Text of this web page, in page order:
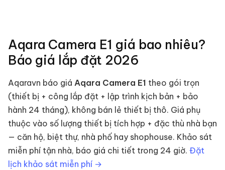
Aqara Camera E1 giá bao nhiêu?
Báo giá lắp đặt 2026
Aqaravn báo giá Aqara Camera E1 theo gói trọn
(thiết bị + công lắp đặt + lập trình kịch bản + bảo
hành 24 tháng), không bán lẻ thiết bị thô. Giá phụ
thuộc vào số lượng thiết bị tích hợp + đặc thù nhà bạn
— căn hộ, biệt thự, nhà phố hay shophouse. Khảo sát
miễn phí tận nhà, báo giá chi tiết trong 24 giờ. Đặt
lịch khảo sát miễn phí →